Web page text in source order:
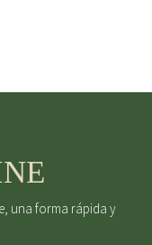
una forma rápida y